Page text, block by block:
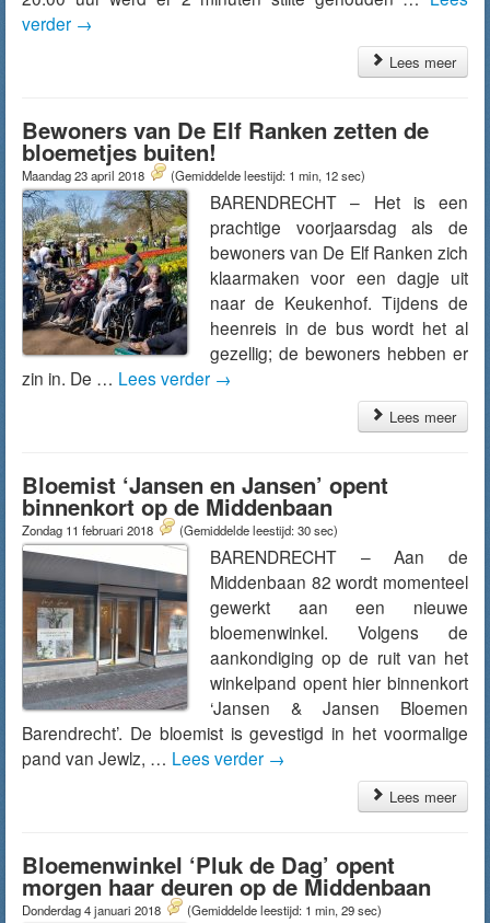
verder →
Lees meer
Bewoners van De Elf Ranken zetten de
bloemetjes buiten!
Maandag 23 april 2018 (Gemiddelde leestijd: 1 min, 12 sec)
BARENDRECHT – Het is een
prachtige voorjaarsdag als de
bewoners van De Elf Ranken zich
klaarmaken voor een dagje uit
naar de Keukenhof. Tijdens de
heenreis in de bus wordt het al
gezellig; de bewoners hebben er
zin in. De … Lees verder →
Lees meer
Bloemist ‘Jansen en Jansen’ opent
binnenkort op de Middenbaan
Zondag 11 februari 2018 (Gemiddelde leestijd: 30 sec)
BARENDRECHT – Aan de
Middenbaan 82 wordt momenteel
gewerkt aan een nieuwe
bloemenwinkel. Volgens de
aankondiging op de ruit van het
winkelpand opent hier binnenkort
‘Jansen & Jansen Bloemen
Barendrecht’. De bloemist is gevestigd in het voormalige
pand van Jewlz, … Lees verder →
Lees meer
Bloemenwinkel ‘Pluk de Dag’ opent
morgen haar deuren op de Middenbaan
Donderdag 4 januari 2018 (Gemiddelde leestijd: 1 min, 29 sec)